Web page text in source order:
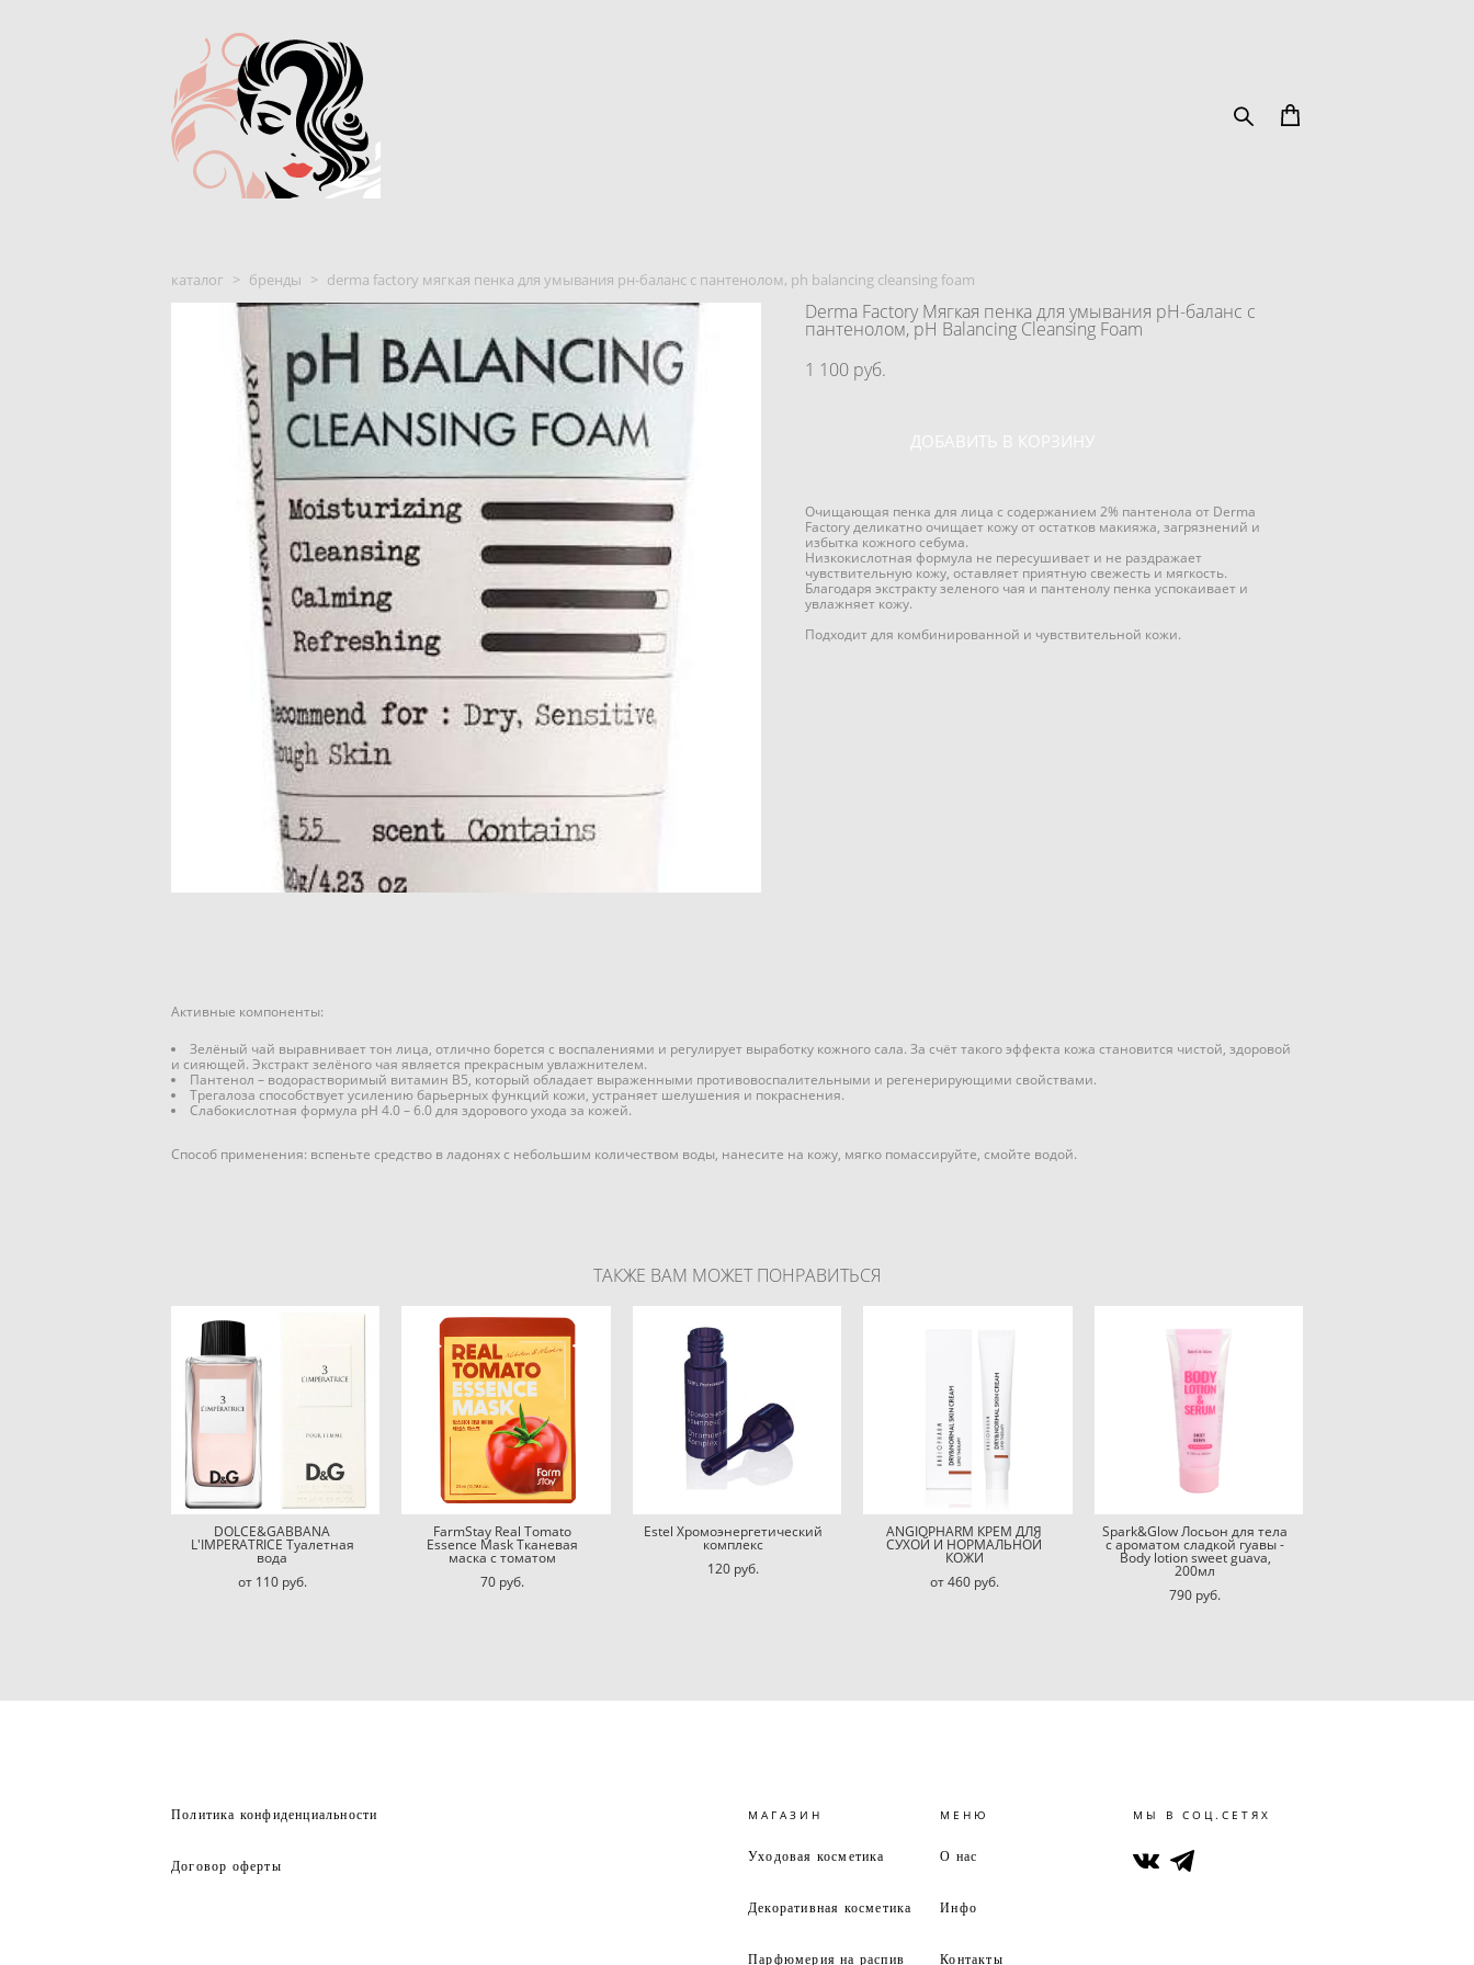
каталог > бренды > derma factory мягкая пенка для умывания pн-баланс с пантенолом, ph balancing cleansing foam
Derma Factory Мягкая пенка для умывания pН-баланс с
пантенолом, pH Balancing Cleansing Foam
1 100 pуб.
ДОБАВИТЬ В КОРЗИНУ
Очищающая пенка для лица с содержанием 2% пантенола от Derma
Factory деликатно очищает кожу от остатков макияжа, загрязнений и
избытка кожного себума.
Низкокислотная формула не пересушивает и не раздражает
чувствительную кожу, оставляет приятную свежесть и мягкость.
Благодаря экстракту зеленого чая и пантенолу пенка успокаивает и
увлажняет кожу.
Подходит для комбинированной и чувствительной кожи.
Активные компоненты:
Зелёный чай выравнивает тон лица, отлично борется с воспалениями и регулирует выработку кожного сала. За счёт такого эффекта кожа становится чистой, здоровой
и сияющей. Экстракт зелёного чая является прекрасным увлажнителем.
Пантенол – водорастворимый витамин В5, который обладает выраженными противовоспалительными и регенерирующими свойствами.
Трегалоза способствует усилению барьерных функций кожи, устраняет шелушения и покраснения.
Слабокислотная формула pН 4.0 – 6.0 для здорового ухода за кожей.
Способ применения: вспеньте средство в ладонях с небольшим количеством воды, нанесите на кожу, мягко помассируйте, смойте водой.
ТАКЖЕ ВАМ МОЖЕТ ПОНРАВИТЬСЯ
DOLCE&GABBANA
L'IMPERATRICE Туалетная
вода
от 110 pуб.
FarmStay Real Tomato
Essence Mask Тканевая
маска с томатом
70 pуб.
Estel Хромоэнергетический
комплекс
120 pуб.
ANGIOPHARM КРЕМ ДЛЯ
СУХОЙ И НОРМАЛЬНОЙ
КОЖИ
от 460 pуб.
Spark&Glow Лосьон для тела
с ароматом сладкой гуавы -
Body lotion sweet guava,
200мл
790 pуб.
Политика конфиденциальности
Договор оферты
МАГАЗИН
Уходовая косметика
Декоративная косметика
Парфюмерия на распив
МЕНЮ
О нас
Инфо
Контакты
МЫ В СОЦ.СЕТЯХ